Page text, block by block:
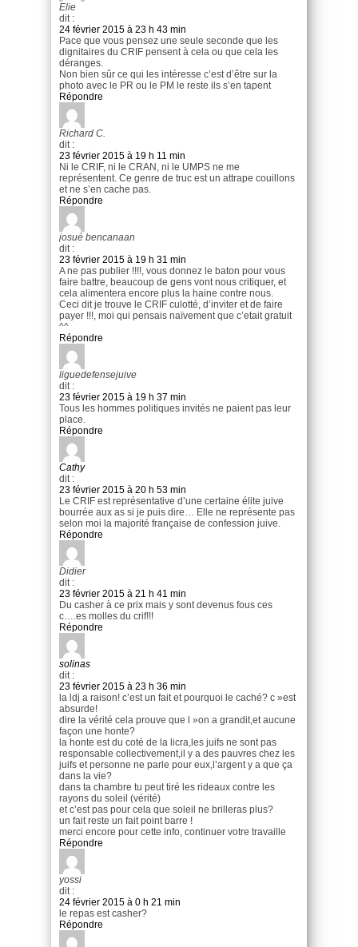
Elie
dit :
24 février 2015 à 23 h 43 min
Pace que vous pensez une seule seconde que les
dignitaires du CRIF pensent à cela ou que cela les
déranges.
Non bien sûr ce qui les intéresse c’est d’être sur la
photo avec le PR ou le PM le reste ils s’en tapent
Répondre
Richard C.
dit :
23 février 2015 à 19 h 11 min
Ni le CRIF, ni le CRAN, ni le UMPS ne me
représentent. Ce genre de truc est un attrape couillons
et ne s’en cache pas.
Répondre
josué bencanaan
dit :
23 février 2015 à 19 h 31 min
A ne pas publier !!!!, vous donnez le baton pour vous
faire battre, beaucoup de gens vont nous critiquer, et
cela alimentera encore plus la haine contre nous.
Ceci dit je trouve le CRIF culotté, d’inviter et de faire
payer !!!, moi qui pensais naïvement que c’etait gratuit
^^
Répondre
liguedefensejuive
dit :
23 février 2015 à 19 h 37 min
Tous les hommes politiques invités ne paient pas leur
place.
Répondre
Cathy
dit :
23 février 2015 à 20 h 53 min
Le CRIF est représentative d’une certaine élite juive
bourrée aux as si je puis dire… Elle ne représente pas
selon moi la majorité française de confession juive.
Répondre
Didier
dit :
23 février 2015 à 21 h 41 min
Du casher à ce prix mais y sont devenus fous ces
c….es molles du crif!!!
Répondre
solinas
dit :
23 février 2015 à 23 h 36 min
la ldj a raison! c’est un fait et pourquoi le caché? c »est
absurde!
dire la vérité cela prouve que l »on a grandit,et aucune
façon une honte?
la honte est du coté de la licra,les juifs ne sont pas
responsable collectivement,il y a des pauvres chez les
juifs et personne ne parle pour eux,l’argent y a que ça
dans la vie?
dans ta chambre tu peut tiré les rideaux contre les
rayons du soleil (vérité)
et c’est pas pour cela que soleil ne brilleras plus?
un fait reste un fait point barre !
merci encore pour cette info, continuer votre travaille
Répondre
yossi
dit :
24 février 2015 à 0 h 21 min
le repas est casher?
Répondre